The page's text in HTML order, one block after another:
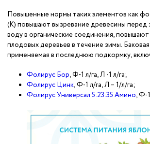
Повышенные нормы таких элементов как
(К) повышают вызревание древесины перед
воду в органические соединения,
плодовых деревьев в течение зимы.
применяемая в последнюю подкормку,
Фолирус Бор, Ф-1 л/га, Л -1 л/га;
Фолирус Цинк, Ф-1 л/га, Л – 1/л/га;
Фолирус Универсал 5:23:35 Амино, Ф-